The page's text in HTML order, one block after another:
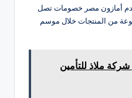
أمازون مصر خصومات تصل
من المنتجات خلال موسم
ملاذ للتأمين